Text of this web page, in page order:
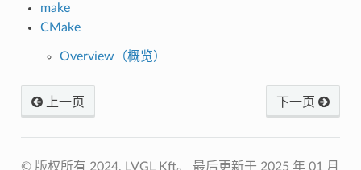
make
CMake
Overview（概览）
上一页 下一页
© 版权所有 2024, LVGL Kft。 最后更新于 2025 年 01 月